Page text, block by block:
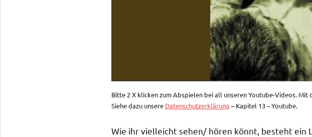
Bitte 2 X klicken zum Abspielen bei all unseren Youtube-Videos.
Siehe dazu unsere Datenschutzerklärung – Kapitel 13 – Youtube.
Wie ihr vielleicht sehen/ hören könnt, besteht ein